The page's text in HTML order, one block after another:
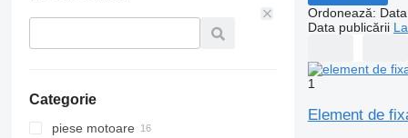
Categorie
piese motoare
Ordonează:
Data publicării
1
Element de